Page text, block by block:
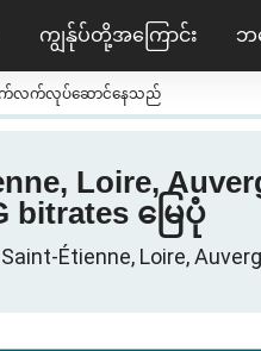
ကျွန်ုပ်တို့အကြောင်း ဘ
က်လက်လုပ်ဆောင်နေသည်
Loire,
bitrates မြေပုံ
Étienne, Loire,